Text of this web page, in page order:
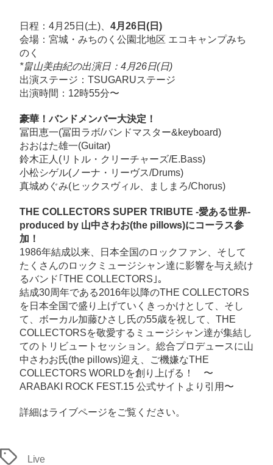
華！
バ
ド
メ
ン
バ
ー
大
定！
COLLECTORS
SUPER
-
愛
あ
る
世
界-
produced
by
山
さ
日程：4月25日(土)、 4月26日(日)
会場：宮城・ みちのく公園北地区 エコキャンプみち
のく
*畠山美由紀の出演日：4月26日(日)
出演ステージ：TSUGARUステージ
出演時間：12時55分〜
豪華！バンドメンバー大決定！
冨田恵一(冨田ラボ/バンドマスター&keyboard)
おおはた雄一(Guitar)
鈴木正人 (リトル・クリーチャーズ/E.Bass)
小松シゲル( ノーナ・リーヴス/Drums)
真城めぐみ(ヒックスヴィル、 ましまろ/Chorus)
THE COLLECTORS SUPER TRIBUTE -愛ある世界-
produced by 山中さわお(the pillows)にコーラス参
加！
1986年結成以来、日本全国のロックファン、そして
たくさんのロックミュージシャン達に影響を与え続け
るバンド｢THE COLLECTORS｣。
結成30周年である2016年以降のTHE COLLECTORS
を日本全国で盛り上げていくきっかけとして、そし
て、ボーカル加藤ひさし氏の55歳を祝して、THE
COLLECTORSを敬愛するミュージシャン達が集結し
てのトリビュートセッション。総合プロデュースに山
中さわお氏(the pillows)迎え、ご機嫌なTHE
COLLECTORS WORLDを創り上げる！ 〜
ARABAKI ROCK FEST.15 公式サイトより引用〜
詳細はライブページをご覧ください。
タ
Live